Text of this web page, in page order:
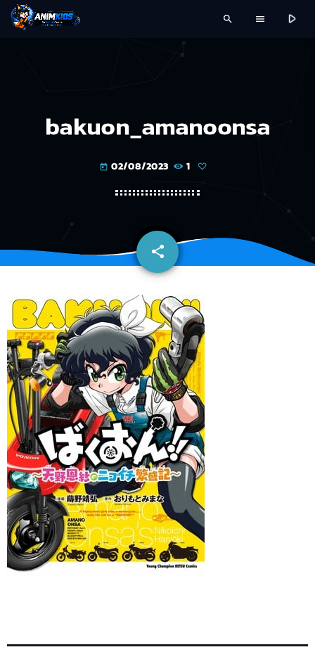
search menu play_arrow
bakuon_amanoonsa
today 02/08/2023 1
share
email